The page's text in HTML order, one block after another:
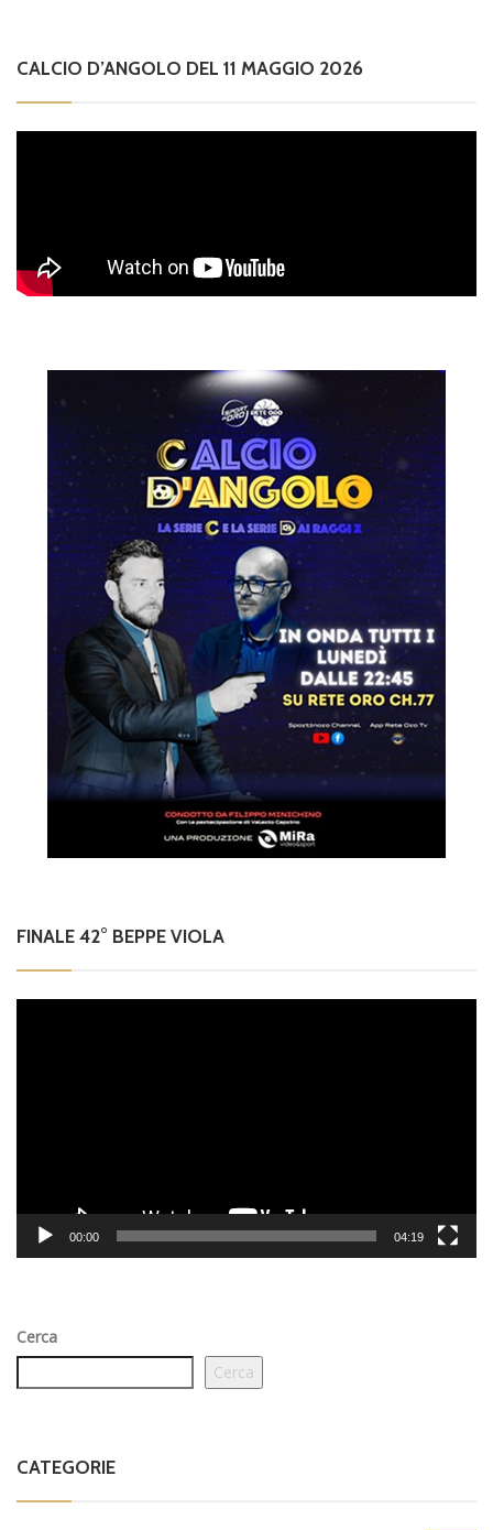
CALCIO D’ANGOLO DEL 11 MAGGIO 2026
FINALE 42° BEPPE VIOLA
00:00 04:19
Cerca
Cerca
CATEGORIE